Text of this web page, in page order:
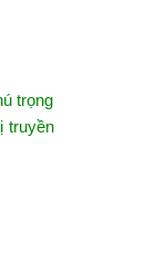
trọng
truyền